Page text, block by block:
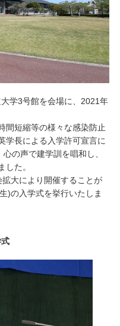
学3号館を会場に、2021年
短縮等の様々な感染防止
学長による入学許可宣言に
の声で建学訓を唱和し、
た。
大により開催することが
)の入学式を挙行いたしま